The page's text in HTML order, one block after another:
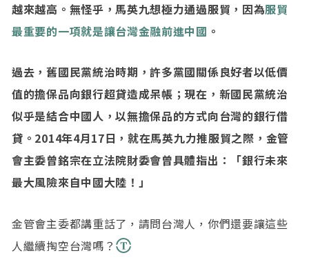
越來越高。無怪乎，馬英九想極力通過服貿，因為服貿
最重要的一項就是讓台灣金融前進中國 。
過去，舊國民黨統治時期，許多黨國關係良好者以低價
值的擔保品向銀行超貸造成呆帳；現在，新國民黨統治
似乎是結合中國人，以無擔保品的方式向台灣的銀行借
貸。2014年4月17日，就在馬英九力推服貿之際，金管
會主委曾銘宗在立法院財委會曾具體指出：「銀行未來
最大風險來自中國大陸！」
金管會主委都講重話了，請問台灣人，你們還要讓這些
人繼續掏空台灣嗎？